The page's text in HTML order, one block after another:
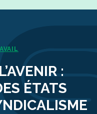
:
ÉTATS